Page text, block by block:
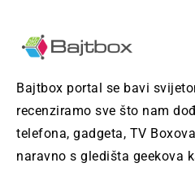
Bajtbox portal se bavi
recenziramo sve što nam
telefona, gadgeta, TV
naravno s gledišta geekova